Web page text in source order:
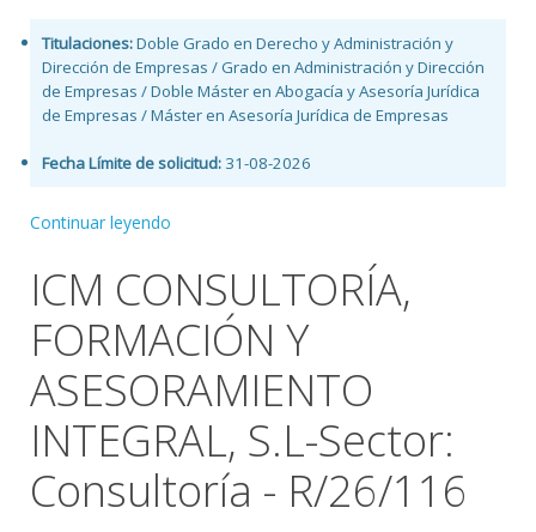
Titulaciones:Doble Grado en Derecho y Administración y
Dirección de Empresas / Grado en Administración y Dirección
de Empresas / Doble Máster en Abogacía y Asesoría Jurídica
de Empresas / Máster en Asesoría Jurídica de Empresas
Fecha Límite de solicitud: 31-08-2026
Continuar leyendo
ICM CONSULTORÍA,
FORMACIÓN Y
ASESORAMIENTO
INTEGRAL, S.L-Sector:
Consultoría - R/26/116